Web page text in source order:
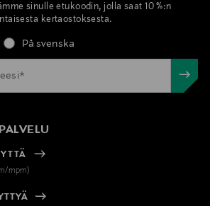
sinulle etukoodin, jolla saat 10 %:n
kertaostoksesta.
På svenska
mpm)